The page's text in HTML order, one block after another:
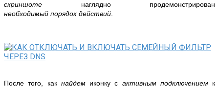
скриншоте наглядно продемонстрирован
необходимый порядок действий.
После того, как найдем иконку с активным подключениемк